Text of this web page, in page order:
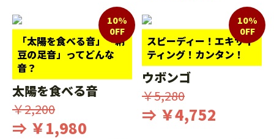
「太陽を食べる音」「納
豆の足音」ってどんな
音？
10%
0FF
太陽を食べる音
￥2,200
⇒ ￥1,980
スピーディー！エキサイ
ティング！カンタン！
10%
0FF
ウボンゴ
￥5,280
⇒ ￥4,752